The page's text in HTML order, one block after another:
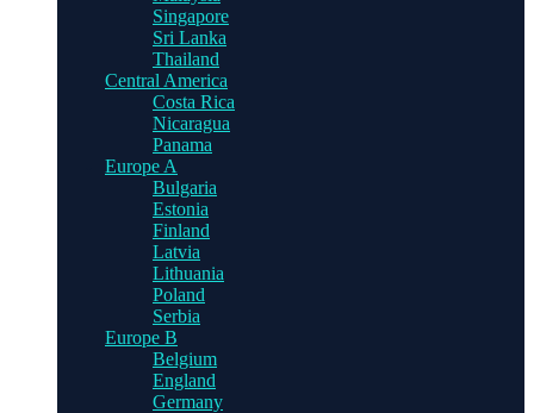
Singapore
Sri Lanka
Thailand
Central America
Costa Rica
Nicaragua
Panama
Europe A
Bulgaria
Estonia
Finland
Latvia
Lithuania
Poland
Serbia
Europe B
Belgium
England
Germany